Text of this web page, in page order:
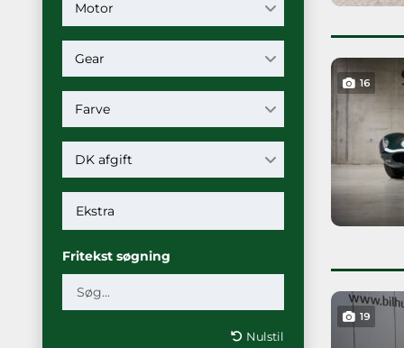
Motor
Gear
Farve
DK afgift
Fritekst søgning
Nulstil
16
19